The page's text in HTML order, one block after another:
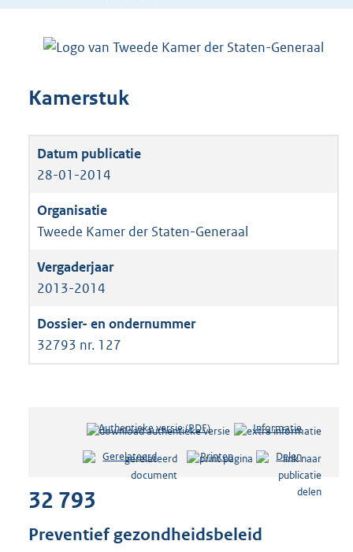
Kamerstuk
28-01-2014
Tweede Kamer der Staten-Generaal
2013-2014
32793 nr. 127
Authentieke versie (PDF)b
s
d
s
Informatie
Gerelateerd Printen Delen
32 793
Preventief gezondheidsbeleid